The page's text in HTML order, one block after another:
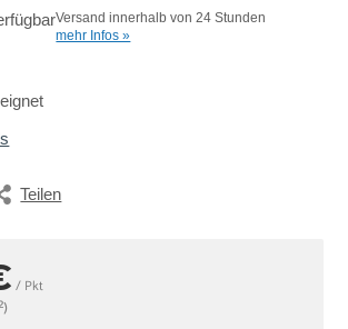
Versand innerhalb von 24 Stunden
mehr Infos »
Teilen
/ Pkt